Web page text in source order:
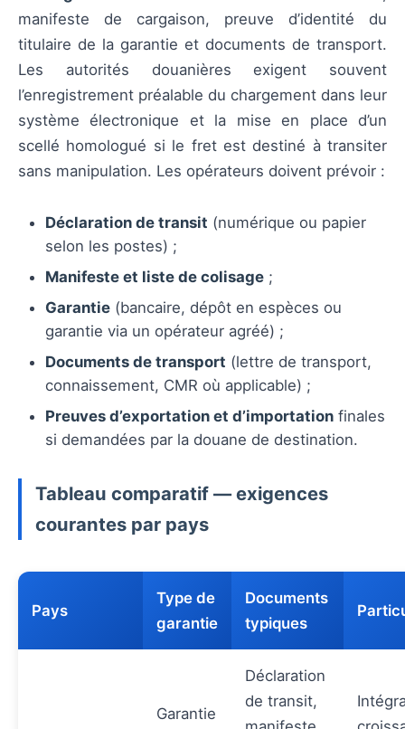
manifeste de cargaison, preuve d’identité du
titulaire de la garantie et documents de transport.
Les autorités douanières exigent souvent
l’enregistrement préalable du chargement dans leur
système électronique et la mise en place d’un
scellé homologué si le fret est destiné à transiter
sans manipulation. Les opérateurs doivent prévoir :
Déclaration de transit (numérique ou papier
selon les postes) ;
Manifeste et liste de colisage ;
Garantie (bancaire, dépôt en espèces ou
garantie via un opérateur agréé) ;
Documents de transport (lettre de transport,
connaissement, CMR où applicable) ;
Preuves d’exportation et d’importation finales
si demandées par la douane de destination.
Tableau comparatif — exigences
courantes par pays
Pays
Type de
garantie
Documents
typiques
Garantie
Déclaration
de transit,